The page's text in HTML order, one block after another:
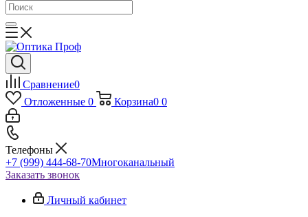
Сравнение0
Отложенные 0 Корзина0 0
Телефоны
+7 (999) 444-68-70Многоканальный
Заказать звонок
Личный кабинет